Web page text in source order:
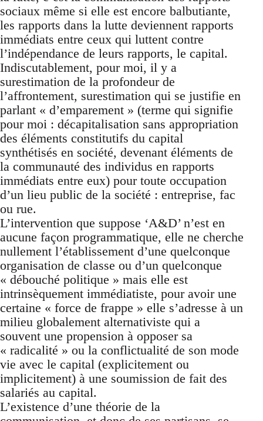
sociaux même si elle est encore balbutiante,
les rapports dans la lutte deviennent rapports
immédiats entre ceux qui luttent contre
l’indépendance de leurs rapports, le capital.
Indiscutablement, pour moi, il y a
surestimation de la profondeur de
l’affrontement, surestimation qui se justifie en
parlant « d’emparement » (terme qui signifie
pour moi : décapitalisation sans appropriation
des éléments constitutifs du capital
synthétisés en société, devenant éléments de
la communauté des individus en rapports
immédiats entre eux) pour toute occupation
d’un lieu public de la société : entreprise, fac
ou rue.
L’intervention que suppose ‘A&D’ n’est en
aucune façon programmatique, elle ne cherche
nullement l’établissement d’une quelconque
organisation de classe ou d’un quelconque
« débouché politique » mais elle est
intrinsèquement immédiatiste, pour avoir une
certaine « force de frappe » elle s’adresse à un
milieu globalement alternativiste qui a
souvent une propension à opposer sa
« radicalité » ou la conflictualité de son mode
vie avec le capital (explicitement ou
implicitement) à une soumission de fait des
salariés au capital.
L’existence d’une théorie de la